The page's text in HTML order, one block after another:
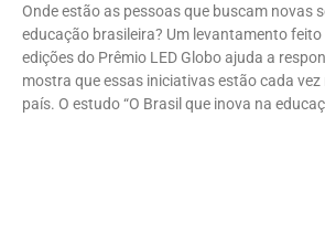
Onde estão as pessoas que buscam novas
educação brasileira? Um levantamento
edições do Prêmio LED Globo ajuda a
mostra que essas iniciativas estão cada
país. O estudo “O Brasil que inova na